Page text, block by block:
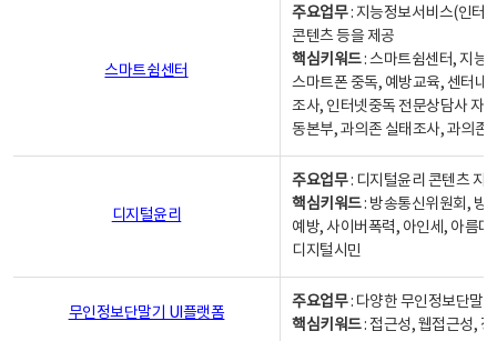
스마트쉼센터
주요업무: 지능정보서비스(인터
콘텐츠 등을 제공
핵심키워드: 스마트쉼센터, 지능
스마트폰 중독, 예방교육, 센터내
조사, 인터넷중독 전문상담사 자
동본부, 과의존 실태조사, 과의존
디지털윤리
주요업무: 디지털윤리 콘텐츠 지
핵심키워드: 방송통신위원회, 방
예방, 사이버폭력, 아인세, 아름
디지털시민
무인정보단말기 UI플랫폼
주요업무: 다양한 무인정보단말
핵심키워드: 접근성, 웹접근성,